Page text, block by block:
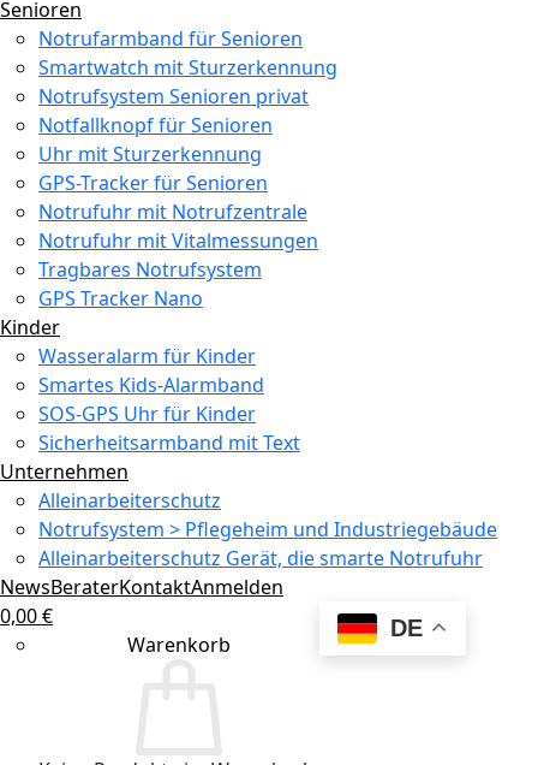
Senioren
Notrufarmband für Senioren
Smartwatch mit Sturzerkennung
Notrufsystem Senioren privat
Notfallknopf für Senioren
Uhr mit Sturzerkennung
GPS-Tracker für Senioren
Notrufuhr mit Notrufzentrale
Notrufuhr mit Vitalmessungen
Tragbares Notrufsystem
GPS Tracker Nano
Kinder
Wasseralarm für Kinder
Smartes Kids-Alarmband
SOS-GPS Uhr für Kinder
Sicherheitsarmband mit Text
Unternehmen
Alleinarbeiterschutz
Notrufsystem > Pflegeheim und Industriegebäude
Alleinarbeiterschutz Gerät, die smarte Notrufuhr
NewsBeraterKontaktAnmelden
0,00€
Warenkorb
DE